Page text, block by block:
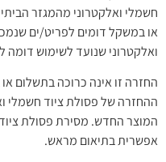
חשמלי ואלקטרוני מהמגזר
או במשקל דומים לפריט/ים
ואלקטרוני שנועד לשימוש
החזרה זו אינה כרוכה בתשלום
ההחזרה של פסולת ציוד חשמלי
המוצר החדש. מסירת פסולת
אפשרית בתיאום מראש.